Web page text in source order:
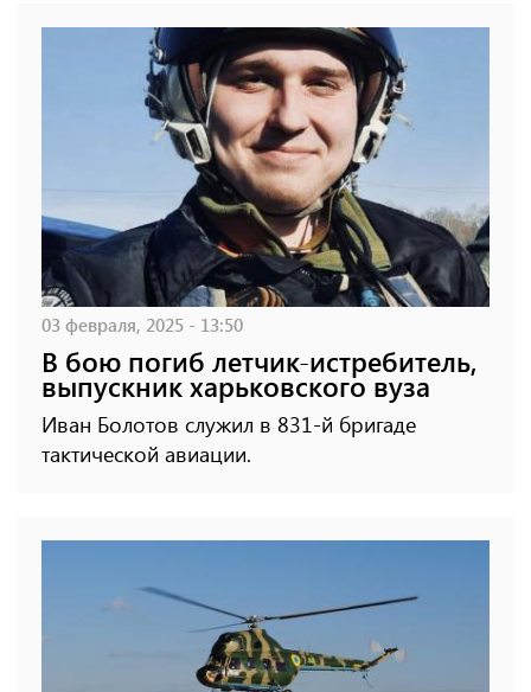
03 февраля, 2025 - 13:50
В бою погиб летчик-истребитель,
выпускник харьковского вуза
Иван Болотов служил в 831-й бригаде
тактической авиации.